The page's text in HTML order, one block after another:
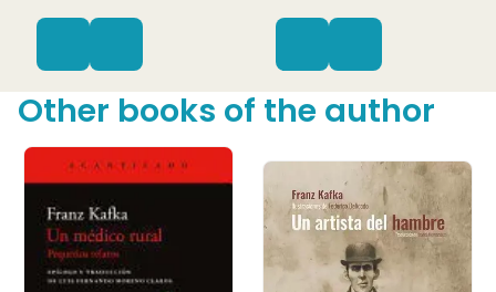
Other books of the author